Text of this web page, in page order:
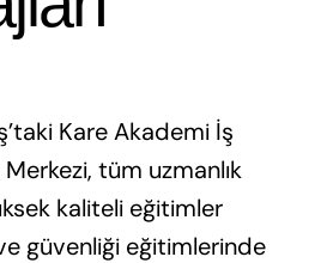
Kare Akademi İş
tüm uzmanlık
kaliteli eğitimler
ve güvenliği eğitimlerinde